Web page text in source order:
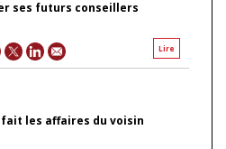
ses futurs conseillers
Lire
les affaires du voisin